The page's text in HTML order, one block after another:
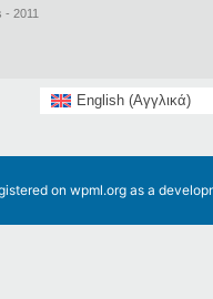
- 2011
English(Αγγλικά)
on wpml.orgas a